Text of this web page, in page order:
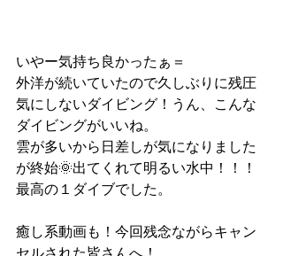
いやー気持ち良かったぁ＝
外洋が続いていたので久しぶりに残圧
気にしないダイビング！うん、こんな
ダイビングがいいね。
雲が多いから日差しが気になりました
が終始🌞出てくれて明るい水中！！！
最高の１ダイブでした。
癒し系動画も！今回残念ながらキャン
セルされた皆さんへ！